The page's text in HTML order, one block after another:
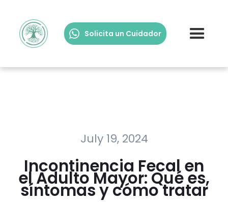
Solicita un Cuidador
July 19, 2024
Incontinencia Fecal en
el Adulto Mayor: Qué es,
síntomas y cómo tratar